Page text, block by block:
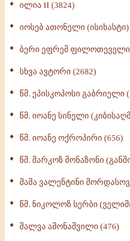
Wisdomge (514)
ქადაგებანი გაბრიელ
სულიერი ცხოვრების
ნაწილი II (369)
ილია II (3824)
იოსებ ათონელი (ისიხასტი)
ბერი ეფრემ ფილოთეველი
სხვა ავტორი (2682)
წმ. ეპისკოპოსი გაბრიელი
წმ. იოანე სინელი
წმ. იოანე ოქროპირი (656)
წმ. მარკოზ მონაზონი
მამა ვალენტინი
წმ. ნიკოლოზ სერბი
შალვა ამონაშვილი (476)